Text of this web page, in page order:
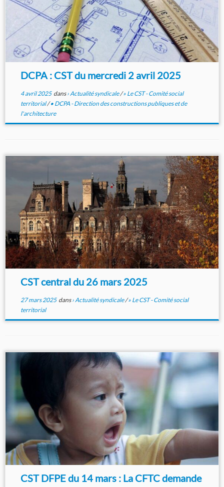
DCPA : CST du mercredi 2 avril 2025
4 avril 2025dans› Actualité syndicale/» Le CST - Comité social
territorial/• DCPA - Direction des constructions publiques et de
l'architecture
CST central du 26 mars 2025
27 mars 2025dans› Actualité syndicale/» Le CST - Comité social
territorial
CST DFPE du 14 mars : La CFTC demande